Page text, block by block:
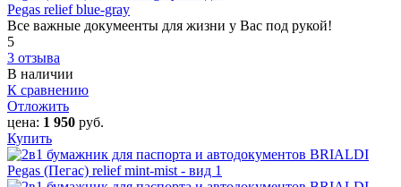
Pegas relief blue-gray
Все важные докумеенты для жизни у Вас под рукой!
5
3 отзыва
В наличии
К сравнению
Отложить
цена: 1 950 руб.
Купить